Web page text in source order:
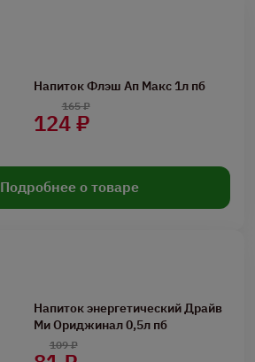
Напиток Флэш Ап Макс 1л пб
124 ₽
165 ₽
Подробнее о товаре
Напиток энергетический Драйв
Ми Ориджинал 0,5л пб
109 ₽